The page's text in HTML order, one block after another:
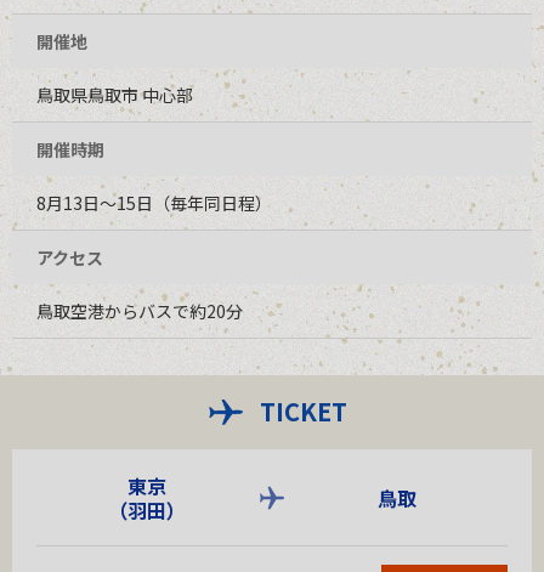
開催地
鳥取県鳥取市 中心部
開催時期
8月13日～15日（毎年同日程）
アクセス
鳥取空港からバスで約20分
TICKET
東京
（羽田）
鳥取